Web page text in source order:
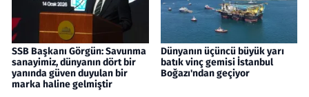
SSB Başkanı Görgün: Savunma
sanayimiz, dünyanın dört bir
yanında güven duyulan bir
marka haline gelmiştir
Dünyanın üçüncü büyük yarı
batık vinç gemisi İstanbul
Boğazı'ndan geçiyor